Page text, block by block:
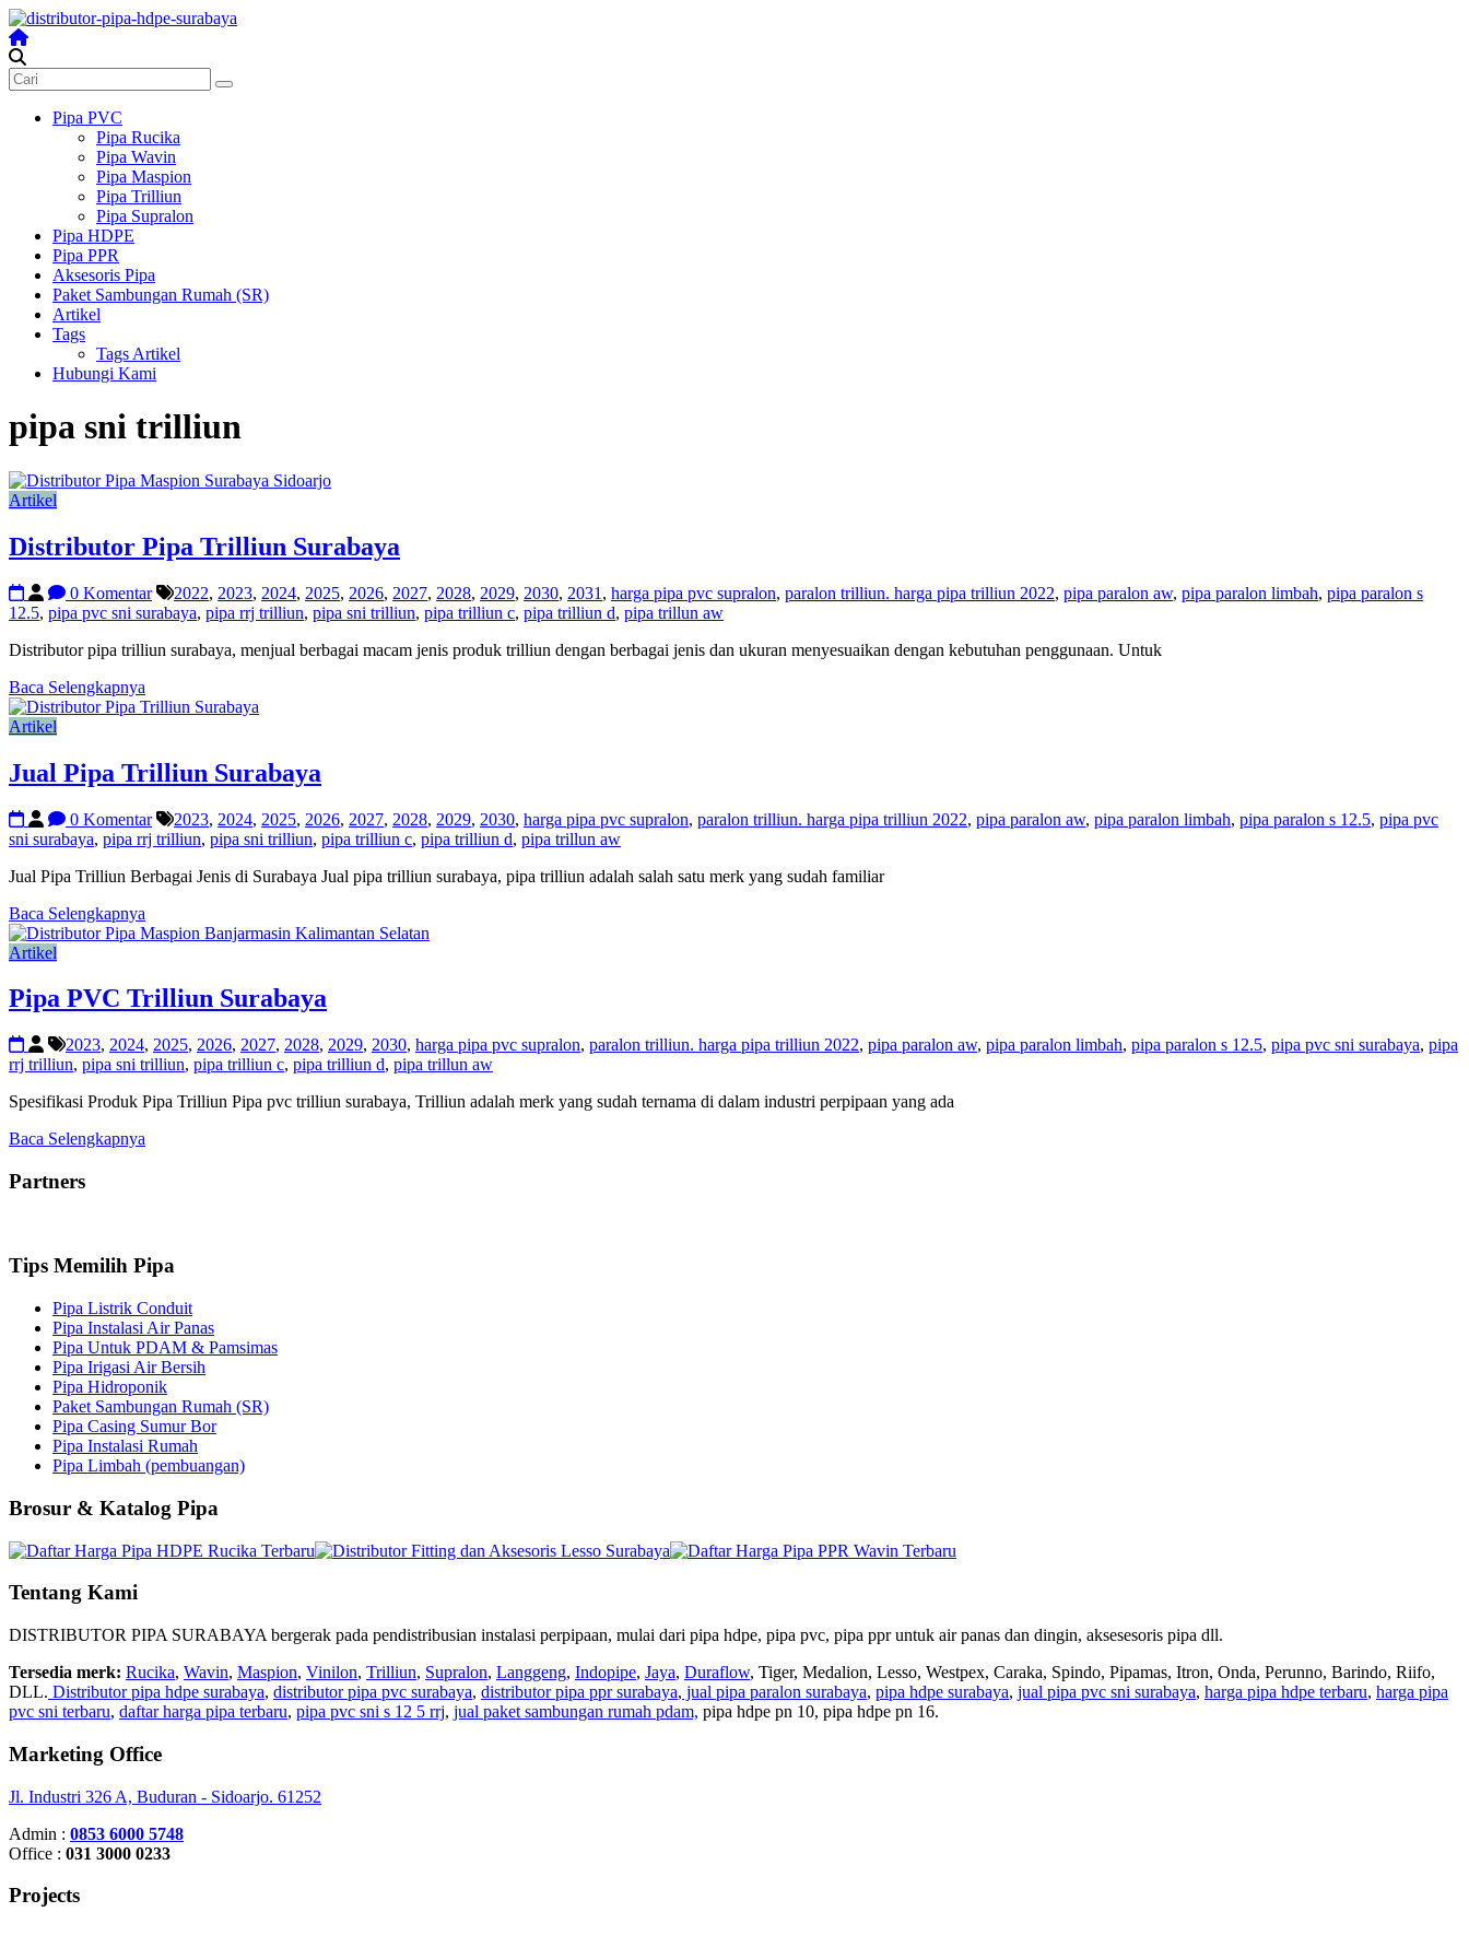
Skip
to
content
Distributor
Pipa
Surabaya
Melengkapi
kebutuhanmu
Pipa PVC
Pipa Rucika
Pipa Wavin
Pipa Maspion
Pipa Trilliun
Pipa Supralon
Pipa HDPE
Pipa PPR
Aksesoris Pipa
Paket Sambungan Rumah (SR)
Artikel
Tags
Tags Artikel
Hubungi Kami
pipa sni trilliun
Artikel
Distributor Pipa Trilliun Surabaya
0 Komentar 2022, 2023, 2024, 2025, 2026, 2027, 2028, 2029, 2030, 2031 , harga pipa pvc supralon, paralon trilliun. harga pipa trilliun 2022, pipa paralon aw, pipa paralon limbah, pipa paralon s
12.5, pipa pvc sni surabaya, pipa rrj trilliun, pipa sni trilliun, pipa trilliun c, pipa trilliun d, pipa trillun aw
Distributor pipa trilliun surabaya, menjual berbagai macam jenis produk trilliun dengan berbagai jenis dan ukuran menyesuaikan dengan kebutuhan penggunaan. Untuk
Baca Selengkapnya
Artikel
Jual Pipa Trilliun Surabaya
0 Komentar 2023, 2024, 2025, 2026, 2027, 2028, 2029, 2030, harga pipa pvc supralon, paralon trilliun. harga pipa trilliun 2022, pipa paralon aw, pipa paralon limbah, pipa paralon s 12.5, pipa pvc
sni surabaya, pipa rrj trilliun, pipa sni trilliun, pipa trilliun c, pipa trilliun d, pipa trillun aw
Jual Pipa Trilliun Berbagai Jenis di Surabaya Jual pipa trilliun surabaya, pipa trilliun adalah salah satu merk yang sudah familiar
Baca Selengkapnya
Artikel
Pipa PVC Trilliun Surabaya
2023, 2024, 2025, 2026, 2027, 2028, 2029, 2030, harga pipa pvc supralon, paralon trilliun. harga pipa trilliun 2022, pipa paralon aw, pipa paralon limbah, pipa paralon s 12.5, pipa pvc sni surabaya, pipa
rrj trilliun, pipa sni trilliun, pipa trilliun c, pipa trilliun d, pipa trillun aw
Spesifikasi Produk Pipa Trilliun Pipa pvc trilliun surabaya, Trilliun adalah merk yang sudah ternama di dalam industri perpipaan yang ada
Baca Selengkapnya
Partners
Tips Memilih Pipa
Pipa Listrik Conduit
Pipa Instalasi Air Panas
Pipa Untuk PDAM & Pamsimas
Pipa Irigasi Air Bersih
Pipa Hidroponik
Paket Sambungan Rumah (SR)
Pipa Casing Sumur Bor
Pipa Instalasi Rumah
Pipa Limbah (pembuangan)
Brosur & Katalog Pipa
Tentang Kami
DISTRIBUTOR PIPA SURABAYA bergerak pada pendistribusian instalasi perpipaan, mulai dari pipa hdpe, pipa pvc, pipa ppr untuk air panas dan dingin, aksesesoris pipa dll.
Tersedia merk: Rucika, Wavin, Maspion, Vinilon, Trilliun, Supralon, Langgeng, Indopipe, Jaya, Duraflow, Tiger, Medalion, Lesso, Westpex, Caraka, Spindo, Pipamas, Itron, Onda, Perunno, Barindo, Riifo,
DLL. Distributor pipa hdpe surabaya, distributor pipa pvc surabaya, distributor pipa ppr surabaya, jual pipa paralon surabaya, pipa hdpe surabaya, jual pipa pvc sni surabaya, harga pipa hdpe terbaru, harga pipa
pvc sni terbaru, daftar harga pipa terbaru, pipa pvc sni s 12 5 rrj, jual paket sambungan rumah pdam, pipa hdpe pn 10, pipa hdpe pn 16.
Marketing Office
Jl. Industri 326 A, Buduran - Sidoarjo. 61252
Admin : 0853 6000 5748
Office : 031 3000 0233
Projects